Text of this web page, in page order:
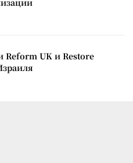
Reform UK и Restore